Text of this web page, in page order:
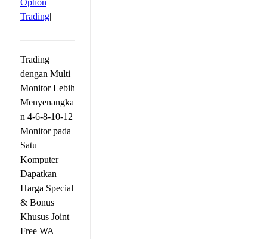
Trading|
Trading
dengan Multi
Monitor Lebih
Menyenangka
n 4-6-8-10-12
Monitor pada
Satu
Komputer
Dapatkan
Harga Special
& Bonus
Khusus Joint
Free WA